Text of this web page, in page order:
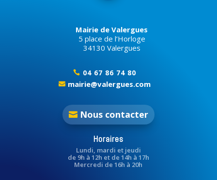
Mairie de Valergues
5 place de l’Horloge
34130 Valergues
 04 67 86 74 80
 mairie@valergues.com
Nous contacter
Horaires
Lundi, mardi et jeudi
de 9h à 12h et de 14h à 17h
Mercredi de 16h à 20h